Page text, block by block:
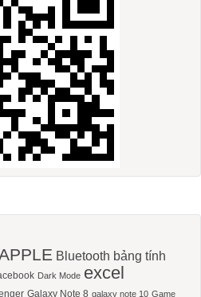
Bluetooth bảng tính
Dark Mode excel
Galaxy Note 8 galaxy note 10 Game